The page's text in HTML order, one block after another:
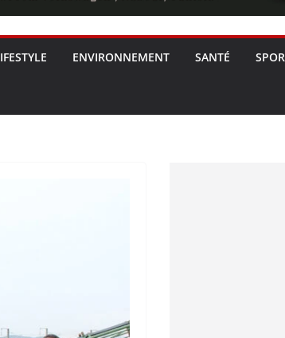
ENVIRONNEMENT SANTÉ